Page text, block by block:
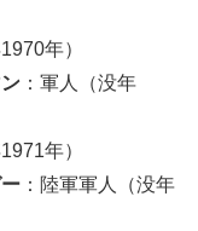
年）
：軍人（没年
年）
：陸軍軍人（没年